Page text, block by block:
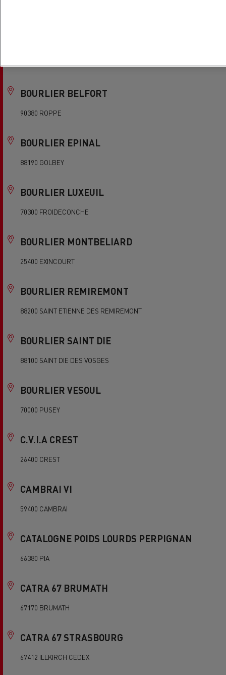
BOURLIER BELFORT
90380 ROPPE
BOURLIER EPINAL
88190 GOLBEY
BOURLIER LUXEUIL
70300 FROIDECONCHE
BOURLIER MONTBELIARD
25400 EXINCOURT
BOURLIER REMIREMONT
88200 SAINT ETIENNE DES REMIREMONT
BOURLIER SAINT DIE
88100 SAINT DIE DES VOSGES
BOURLIER VESOUL
70000 PUSEY
C.V.I.A CREST
26400 CREST
CAMBRAI VI
59400 CAMBRAI
CATALOGNE POIDS LOURDS PERPIGNAN
66380 PIA
CATRA 67 BRUMATH
67170 BRUMATH
CATRA 67 STRASBOURG
67412 ILLKIRCH CEDEX